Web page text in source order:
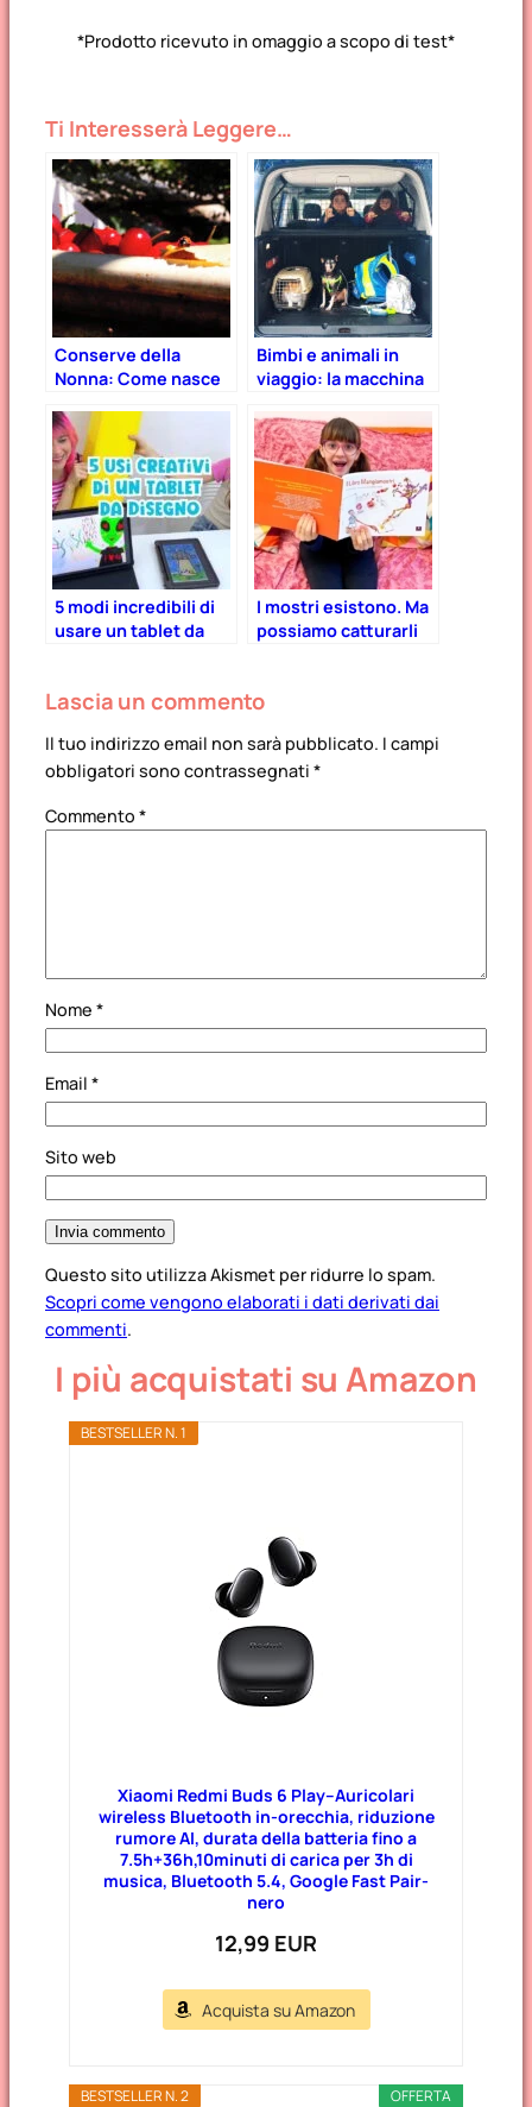
*Prodotto ricevuto in omaggio a scopo di test*
Ti Interesserà Leggere…
Conserve della
Nonna: Come nasce
amarene
Bimbi e animali in
viaggio: la macchina
tutti e tutto! (Opel
Combo Life)
5 modi incredibili di
usare un tablet da
I mostri esistono. Ma
possiamo catturarli
Lascia un commento
Il tuo indirizzo email non sarà pubblicato. I campi
obbligatori sono contrassegnati *
Commento *
Nome *
Email *
Sito web
Questo sito utilizza Akismet per ridurre lo spam.
Scopri come vengono elaborati i dati derivati dai
commenti.
I più acquistati su Amazon
BESTSELLER N. 1
Xiaomi Redmi Buds 6 Play–Auricolari
wireless Bluetooth in-orecchia, riduzione
rumore AI, durata della batteria fino a
7.5h+36h,10minuti di carica per 3h di
musica, Bluetooth 5.4, Google Fast Pair-
nero
12,99 EUR
Acquista su Amazon
OFFERTA
BESTSELLER N. 2